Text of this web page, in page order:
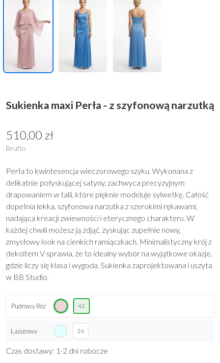
Sukienka maxi Perła - z szyfonową narzutką
510,00 zł
Brutto
Perła to kwintesencja wieczorowego szyku. Wykonana z
delikatnie połyskującej satyny, zachwyca precyzyjnym
drapowaniem w talii, które pięknie modeluje sylwetkę. Całość
dopełnia lekka, szyfonowa narzutka z szerokimi rękawami,
nadająca kreacji zwiewności i eterycznego charakteru. W
każdej chwili możesz ją zdjąć, zyskując zupełnie nowy,
zmysłowy look na cienkich ramiączkach. Minimalistyczny krój z
dekoltem V sprawia, że to idealny wybór na wyjątkowe okazje,
gdzie liczy się klasa i wygoda. Sukienka zaprojektowana i uszyta
w BB Studio.
Pudrowy Róż 42
Lazurowy 36
Czas dostawy: 1-2 dni robocze